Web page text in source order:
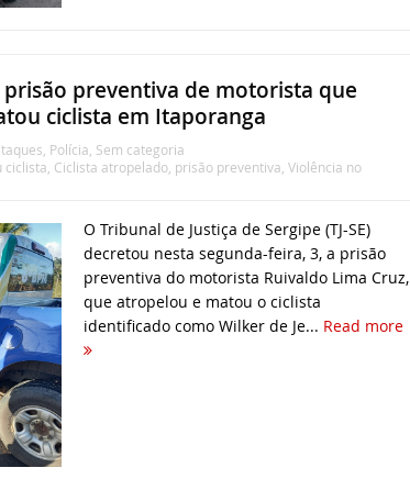
prisão preventiva de motorista que
ciclista em Itaporanga
Polícia Sem categoria
ciclista Ciclista atropelado, prisão preventiva Violência no
O Tribunal de Justiça de Sergipe (TJ-SE)
decretou nesta segunda-feira, 3, a prisão
preventiva do motorista Ruivaldo Lima Cruz,
que atropelou e matou o ciclista
identificado como Wilker de Je... Read more